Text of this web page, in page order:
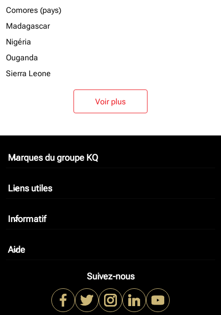
Comores (pays)
Madagascar
Nigéria
Ouganda
Sierra Leone
Voir plus
Marques du groupe KQ
keyboard_arrow_down
Liens utiles
keyboard_arrow_down
Informatif
keyboard_arrow_down
Aide
keyboard_arrow_down
Suivez-nous